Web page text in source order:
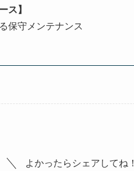
ス】
保守メンテナンス
よかったらシェアしてね！